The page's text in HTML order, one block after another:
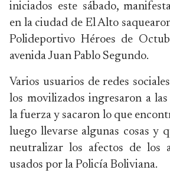
iniciados este sábado,
en la ciudad de El Alto
Polideportivo Héroes de
avenida Juan Pablo Segundo.
Varios usuarios de redes
los movilizados ingresaron a
la fuerza y sacaron lo que
luego llevarse algunas cosas y
neutralizar los afectos de los
usados por la Policía Boliviana.